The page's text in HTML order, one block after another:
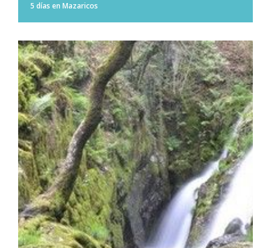
5 días en Mazaricos